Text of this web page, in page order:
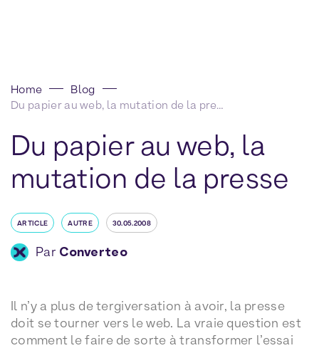
Home
Blog
Du papier au web, la mutation de la presse
Du papier au web, la
mutation de la presse
ARTICLE AUTRE 30.05.2008
Par Converteo
Il n’y a plus de tergiversation à avoir, la presse
doit se tourner vers le web. La vraie question est
comment le faire de sorte à transformer l’essai